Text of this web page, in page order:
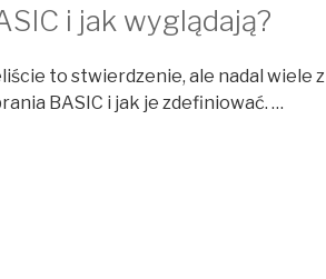
i jak wyglądają?
to stwierdzenie, ale nadal wiele z
BASIC i jak je zdefiniować. …